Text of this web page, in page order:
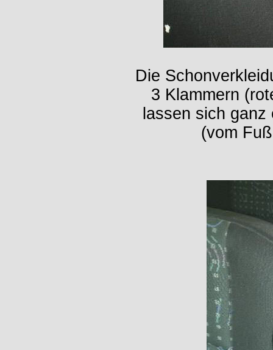
Die
3 Klammern
lassen sich
(vom